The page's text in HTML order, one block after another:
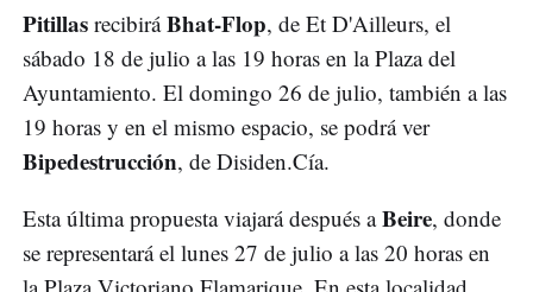
Pitillas recibiráBhat-Flop, de Et D'Ailleurs, el
sábado 18 de julio a las 19 horas en la Plaza del
Ayuntamiento. El domingo 26 de julio, también a las
19 horas y en el mismo espacio, se podrá ver
Bipedestrucción, de Disiden.Cía.
Esta última propuesta viajará después aBeire, donde
se representará el lunes 27 de julio a las 20 horas en